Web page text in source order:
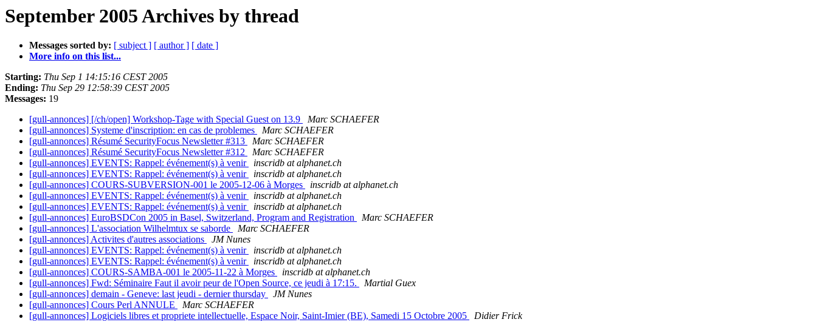
September 2005 Archives by thread
Messages sorted by: [ subject ] [ author ] [ date ]
More info on this list...
Starting: Thu Sep 1 14:15:16 CEST 2005
Ending: Thu Sep 29 12:58:39 CEST 2005
Messages: 19
[gull-annonces] [/ch/open] Workshop-Tage with Special Guest on 13.9
Marc SCHAEFER
[gull-annonces] Systeme d'inscription: en cas de problemes
Marc SCHAEFER
[gull-annonces] Résumé SecurityFocus Newsletter #313
Marc SCHAEFER
[gull-annonces] Résumé SecurityFocus Newsletter #312
Marc SCHAEFER
[gull-annonces] EVENTS: Rappel: événement(s) à venir
inscridb at alphanet.ch
[gull-annonces] EVENTS: Rappel: événement(s) à venir
inscridb at alphanet.ch
[gull-annonces] COURS-SUBVERSION-001 le 2005-12-06 à Morges
inscridb at alphanet.ch
[gull-annonces] EVENTS: Rappel: événement(s) à venir
inscridb at alphanet.ch
[gull-annonces] EVENTS: Rappel: événement(s) à venir
inscridb at alphanet.ch
[gull-annonces] EuroBSDCon 2005 in Basel, Switzerland, Program and Registration
Marc SCHAEFER
[gull-annonces] L'association Wilhelmtux se saborde
Marc SCHAEFER
[gull-annonces] Activites d'autres associations
JM Nunes
[gull-annonces] EVENTS: Rappel: événement(s) à venir
inscridb at alphanet.ch
[gull-annonces] EVENTS: Rappel: événement(s) à venir
inscridb at alphanet.ch
[gull-annonces] COURS-SAMBA-001 le 2005-11-22 à Morges
inscridb at alphanet.ch
[gull-annonces] Fwd: Séminaire Faut il avoir peur de l'Open Source, ce jeudi à 17:15.
Martial Guex
[gull-annonces] demain - Geneve: last jeudi - dernier thursday
JM Nunes
[gull-annonces] Cours Perl ANNULE
Marc SCHAEFER
[gull-annonces] Logiciels libres et propriete intellectuelle, Espace Noir, Saint-Imier (BE), Samedi 15 Octobre 2005
Didier Frick